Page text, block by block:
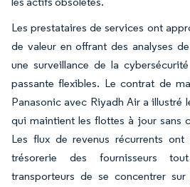
Les prestataires de services ont
de valeur en offrant des analyses
une surveillance de la
passante flexibles. Le contrat de
Panasonic avec Riyadh Air a illustré
qui maintient les flottes à jour sans
Les flux de revenus récurrents
trésorerie des fournisseurs
transporteurs de se concentrer